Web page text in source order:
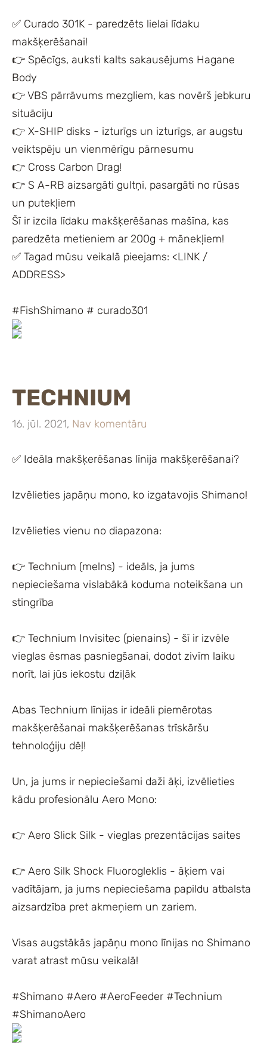
✅ Curado 301K - paredzēts lielai līdaku
makšķerēšanai!
👉 Spēcīgs, auksti kalts sakausējums Hagane
Body
👉 VBS pārrāvums mezgliem, kas novērš jebkuru
situāciju
👉 X-SHIP disks - izturīgs un izturīgs, ar augstu
veiktspēju un vienmērīgu pārnesumu
👉 Cross Carbon Drag!
👉 S A-RB aizsargāti gultņi, pasargāti no rūsas
un putekļiem
Šī ir izcila līdaku makšķerēšanas mašīna, kas
paredzēta metieniem ar 200g + mānekļiem!
✅ Tagad mūsu veikalā pieejams: <LINK /
ADDRESS>
#FishShimano # curado301
TECHNIUM
16. jūl. 2021, Nav komentāru
✅ Ideāla makšķerēšanas līnija makšķerēšanai?
Izvēlieties japāņu mono, ko izgatavojis Shimano!
Izvēlieties vienu no diapazona:
👉 Technium (melns) - ideāls, ja jums
nepieciešama vislabākā koduma noteikšana un
stingrība
👉 Technium Invisitec (pienains) - šī ir izvēle
vieglas ēsmas pasniegšanai, dodot zivīm laiku
norīt, lai jūs iekostu dziļāk
Abas Technium līnijas ir ideāli piemērotas
makšķerēšanai makšķerēšanas trīskāršu
tehnoloģiju dēļ!
Un, ja jums ir nepieciešami daži āķi, izvēlieties
kādu profesionālu Aero Mono:
👉 Aero Slick Silk - vieglas prezentācijas saites
👉 Aero Silk Shock Fluorogleklis - āķiem vai
vadītājam, ja jums nepieciešama papildu atbalsta
aizsardzība pret akmeņiem un zariem.
Visas augstākās japāņu mono līnijas no Shimano
varat atrast mūsu veikalā!
#Shimano #Aero #AeroFeeder #Technium
#ShimanoAero